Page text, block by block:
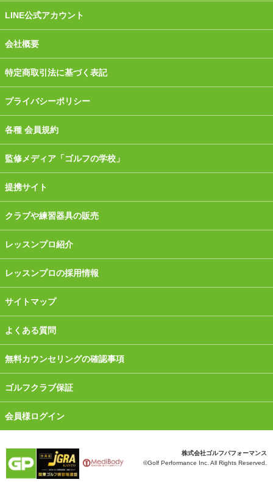
LINE公式アカウント
会社概要
特定商取引法に基づく表記
プライバシーポリシー
各種 会員規約
監修メディア「ゴルフの学校」
提携サイト
クラブや練習器具の販売
レッスンプロ紹介
レッスンプロの採用情報
サイトマップ
よくある質問
無料カウンセリングの確認事項
ゴルフクラブ保証
会員様ログイン
株式会社ゴルフパフォーマンス
©Golf Performance Inc. All Rights Reserved.